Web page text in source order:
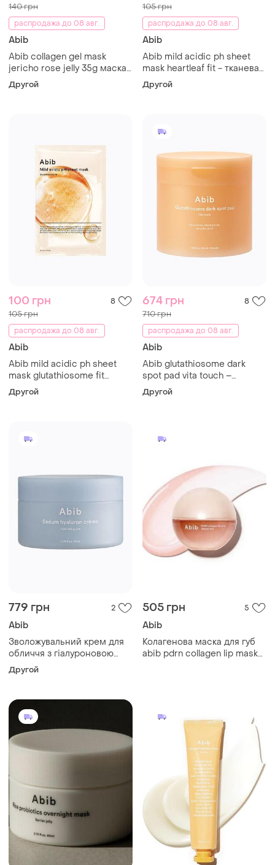
140 грн
распродажа до 08 авг.
Abib
Abib collagen gel mask
jericho rose jelly 35g маска
для лица
Другой
105 грн
распродажа до 08 авг.
Abib
Abib mild acidic ph sheet
mask heartleaf fit - тканевая
маска для лица с
экстрактом гуттуинии
Другой
100 грн 8
105 грн
распродажа до 08 авг.
Abib
Abib mild acidic ph sheet
mask glutathiosome fit
маска для ровного тона
Другой
674 грн 8
710 грн
распродажа до 08 авг.
Abib
Abib glutathiosome dark
spot pad vita touch –
осветляющие тонер-пады с
глутатионом, витамином с
Другой
779 грн 2
Abib
Зволожувальний крем для
обличчя з гіалуроновою
кислотою abib sedum
hyaluron creme hydrating
Другой
505 грн 5
Abib
Колагенова маска для губ
abib pdrn collagen lip mask